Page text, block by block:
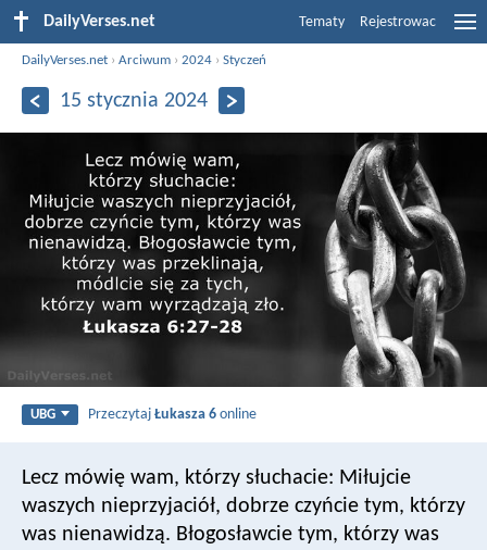
DailyVerses.net Tematy Rejestrowac
DailyVerses.net ›Arciwum ›2024 ›Styczeń
15 stycznia 2024
UBG PrzeczytajŁukasza 6 online
Lecz mówię wam, którzy słuchacie: Miłujcie
waszych nieprzyjaciół, dobrze czyńcie tym, którzy
was nienawidzą. Błogosławcie tym, którzy was